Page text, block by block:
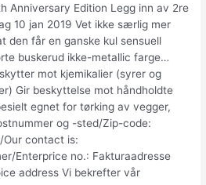
Anniversary Edition Legg inn av 2re
10 jan 2019 Vet ikke særlig mer
den får en ganske kul sensuell
buskerud ikke-metallic farge…
mot kjemikalier (syrer og
Gir beskyttelse mot håndholdte
egnet for tørking av vegger,
og -sted/Zip-code:
Our contact is:
Enterprice no.: Fakturaadresse
address Vi bekrefter vår